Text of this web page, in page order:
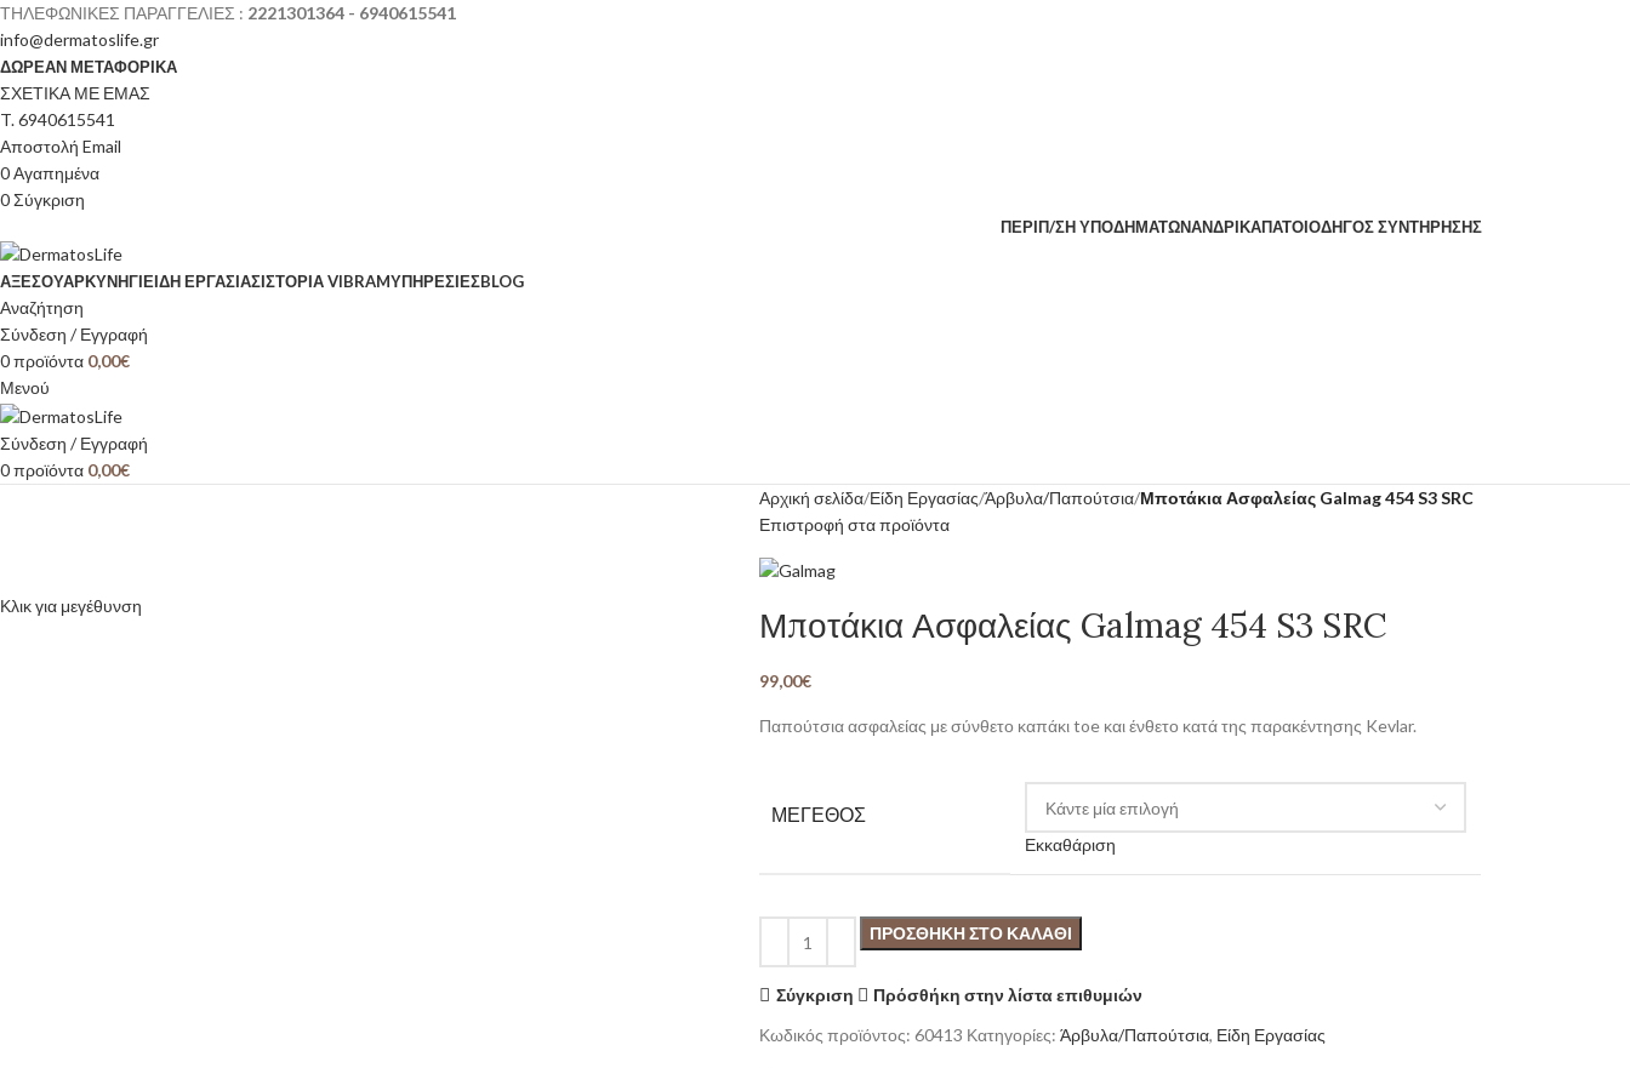
ΤΗΛΕΦΩΝΙΚΕΣ ΠΑΡΑΓΓΕΛΙΕΣ : 2221301364 - 6940615541
info@dermatoslife.gr
ΔΩΡΕΑΝ ΜΕΤΑΦΟΡΙΚΑ
ΣΧΕΤΙΚΑ ΜΕ ΕΜΑΣ
T. 6940615541
Αποστολή Email
0Αγαπημένα
0Σύγκριση
ΠΕΡΙΠ/ΣΗ ΥΠΟΔΗΜΆΤΩΝΑΝΔΡΙΚΆΠΆΤΟΙΟΔΗΓΌΣ ΣΥΝΤΉΡΗΣΗΣ
ΑΞΕΣΟΥΆΡΚΥΝΉΓΙΕΊΔΗ ΕΡΓΑΣΊΑΣΙΣΤΟΡΊΑ VIBRAMΥΠΗΡΕΣΙΕΣBLOG
Αναζήτηση
Σύνδεση / Εγγραφή
0προϊόντα 0,00€
Μενού
Σύνδεση / Εγγραφή
0προϊόντα 0,00€
Κλικ για μεγέθυνση
Αρχική σελίδα Είδη Εργασίας Άρβυλα/Παπούτσια Μποτάκια Ασφαλείας Galmag 454 S3 SRC
Επιστροφή στα προϊόντα
Μποτάκια Ασφαλείας Galmag 454 S3 SRC
99,00€
Παπούτσια ασφαλείας με σύνθετο καπάκι toe και ένθετο κατά της παρακέντησης Kevlar.
ΜΕΓΕΘΟΣ
Εκκαθάριση
ΠΡΟΣΘΉΚΗ ΣΤΟ ΚΑΛΆΘΙ
Σύγκριση
Πρόσθήκη στην λίστα επιθυμιών
Κωδικός προϊόντος: 60413 Κατηγορίες: Άρβυλα/Παπούτσια, Είδη Εργασίας